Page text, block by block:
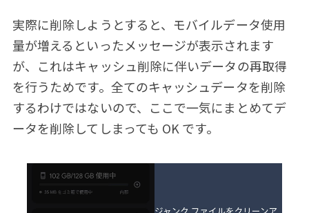
実際に削除しようとすると、モバイルデータ使用
量が増えるといったメッセージが表示されます
が、これはキャッシュ削除に伴いデータの再取得
を行うためです。全てのキャッシュデータを削除
するわけではないので、ここで一気にまとめてデ
ータを削除してしまっても OK です。